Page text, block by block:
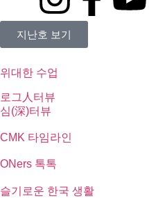
지난호 보기
위대한 수업
로그人터뷰
심(深)터뷰
CMK 타임라인
ONers 톡톡
슬기로운 한국 생활